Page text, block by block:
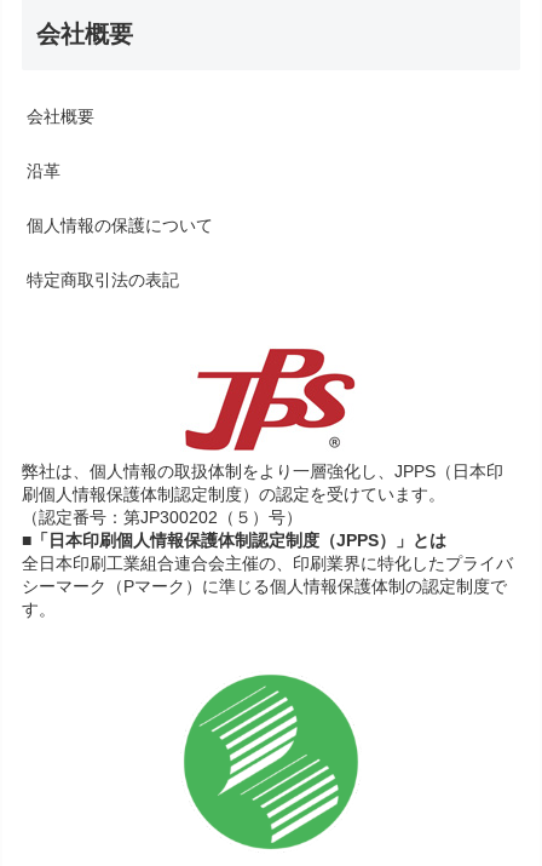
会社概要
会社概要
沿革
個人情報の保護について
特定商取引法の表記
弊社は、個人情報の取扱体制をより一層強化し、JPPS（日本印
刷個人情報保護体制認定制度）の認定を受けています。
（認定番号：第JP300202（５）号）
■「日本印刷個人情報保護体制認定制度（JPPS）」とは
全日本印刷工業組合連合会主催の、印刷業界に特化したプライバ
シーマーク（Pマーク）に準じる個人情報保護体制の認定制度で
す。